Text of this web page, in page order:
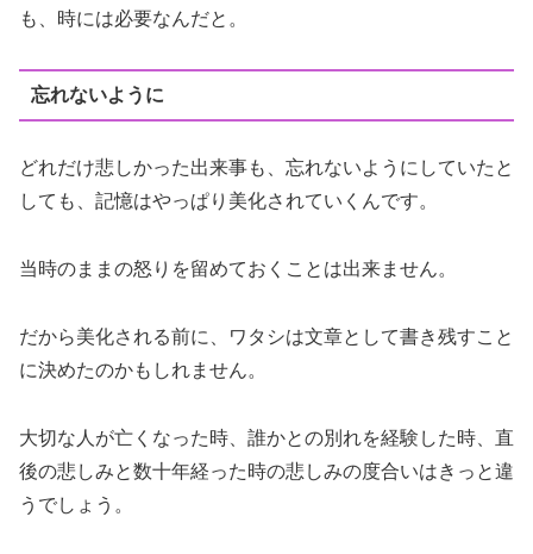
も、時には必要なんだと。
忘れないように
どれだけ悲しかった出来事も、忘れないようにしていたと
しても、記憶はやっぱり美化されていくんです。
当時のままの怒りを留めておくことは出来ません。
だから美化される前に、ワタシは文章として書き残すこと
に決めたのかもしれません。
大切な人が亡くなった時、誰かとの別れを経験した時、直
後の悲しみと数十年経った時の悲しみの度合いはきっと違
うでしょう。